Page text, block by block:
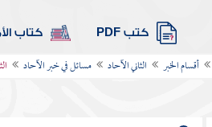
كتب PDF كتاب
أقسام الخبر الثاني الآحاد مسائل في خبر الآحاد